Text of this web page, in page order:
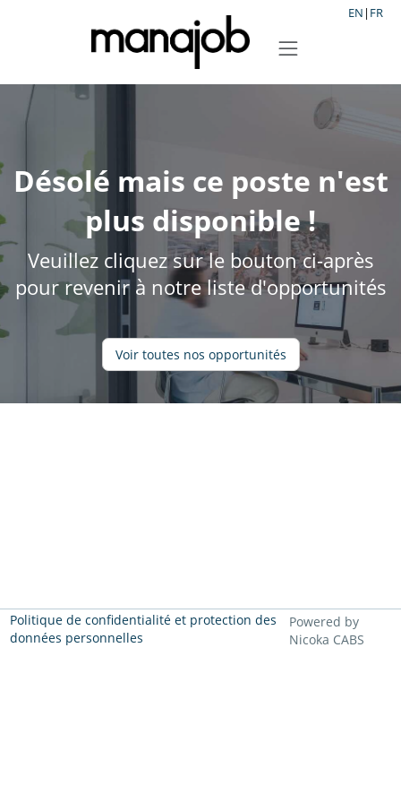
EN | FR
Désolé mais ce poste n'est
plus disponible !
Veuillez cliquez sur le bouton ci-après
pour revenir à notre liste d'opportunités
Voir toutes nos opportunités
Politique de confidentialité et protection des
données personnelles
Powered by
Nicoka CABS